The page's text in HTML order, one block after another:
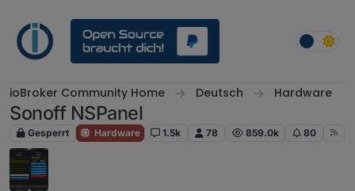
ioBroker Community Home Deutsch Hardware
Sonoff NSPanel
Gesperrt Hardware 1.5k 78 859.0k 80